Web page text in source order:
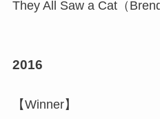
They All Saw a Cat（
2016
【Winner】